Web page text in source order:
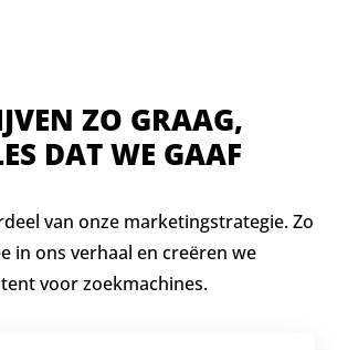
ZO GRAAG,
DAT WE GAAF
van onze marketingstrategie. Zo
in ons verhaal en creëren we
voor zoekmachines.